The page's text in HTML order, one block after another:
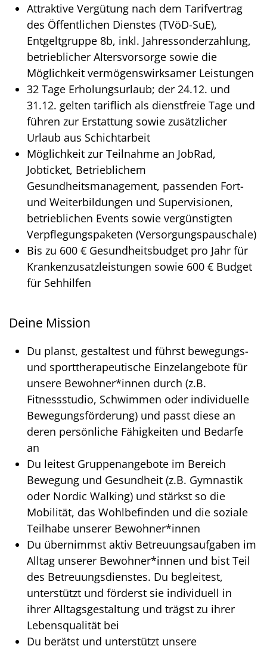
Attraktive Vergütung nach dem Tarifvertrag
des Öffentlichen Dienstes (TVöD-SuE),
Entgeltgruppe 8b, inkl. Jahressonderzahlung,
betrieblicher Altersvorsorge sowie die
Möglichkeit vermögenswirksamer Leistungen
32 Tage Erholungsurlaub; der 24.12. und
31.12. gelten tariflich als dienstfreie Tage und
führen zur Erstattung sowie zusätzlicher
Urlaub aus Schichtarbeit
Möglichkeit zur Teilnahme an JobRad,
Jobticket, Betrieblichem
Gesundheitsmanagement, passenden Fort-
und Weiterbildungen und Supervisionen,
betrieblichen Events sowie vergünstigten
Verpflegungspaketen (Versorgungspauschale)
Bis zu 600 € Gesundheitsbudget pro Jahr für
Krankenzusatzleistungen sowie 600 € Budget
für Sehhilfen
Deine Mission
Du planst, gestaltest und führst bewegungs-
und sporttherapeutische Einzelangebote für
unsere Bewohner*innen durch (z.B.
Fitnessstudio, Schwimmen oder individuelle
Bewegungsförderung) und passt diese an
deren persönliche Fähigkeiten und Bedarfe
an
Du leitest Gruppenangebote im Bereich
Bewegung und Gesundheit (z.B. Gymnastik
oder Nordic Walking) und stärkst so die
Mobilität, das Wohlbefinden und die soziale
Teilhabe unserer Bewohner*innen
Du übernimmst aktiv Betreuungsaufgaben im
Alltag unserer Bewohner*innen und bist Teil
des Betreuungsdienstes. Du begleitest,
unterstützt und förderst sie individuell in
ihrer Alltagsgestaltung und trägst zu ihrer
Lebensqualität bei
Du berätst und unterstützt unsere